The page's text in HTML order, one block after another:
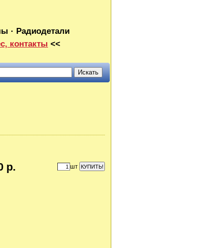
· Радиодетали
контакты <<
р. шт